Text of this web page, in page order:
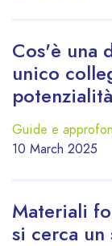
Cos'è una
unico
potenzialità
Guide e
10 March 2025
Materiali
si cerca un